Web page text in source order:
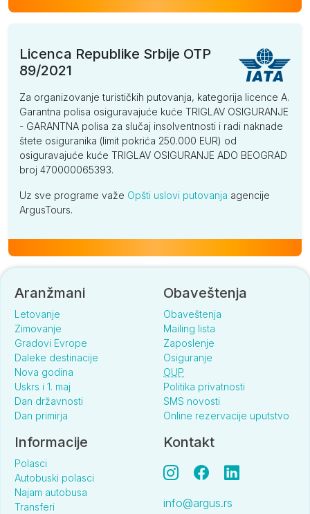
Licenca Republike Srbije OTP
89/2021
Za organizovanje turističkih putovanja, kategorija licence A.
Garantna polisa osiguravajuće kuće TRIGLAV OSIGURANJE
- GARANTNA polisa za slučaj insolventnosti i radi naknade
štete osiguranika (limit pokrića 250.000 EUR) od
osiguravajuće kuće TRIGLAV OSIGURANJE ADO BEOGRAD
broj 470000065393.
Uz sve programe važe Opšti uslovi putovanja agencije
ArgusTours.
Aranžmani
Letovanje
Zimovanje
Gradovi Evrope
Daleke destinacije
Nova godina
Uskrs i 1. maj
Dan državnosti
Dan primirja
Obaveštenja
Obaveštenja
Mailing lista
Zaposlenje
Osiguranje
OUP
Politika privatnosti
SMS novosti
Online rezervacije uputstvo
Informacije
Polasci
Autobuski polasci
Najam autobusa
Transferi
Kontakt
info@argus.rs